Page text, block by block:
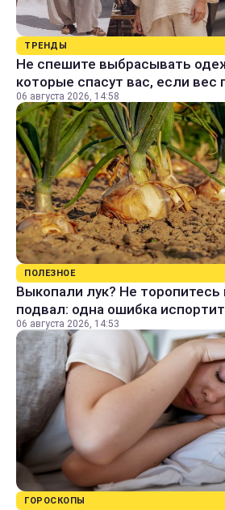
ТРЕНДЫ
Не спешите выбрасывать
которые спасут вас, если вес
06 августа 2026, 14:58
ПОЛЕЗНОЕ
Выкопали лук? Не торопитесь
подвал: одна ошибка
06 августа 2026, 14:53
ГОРОСКОПЫ